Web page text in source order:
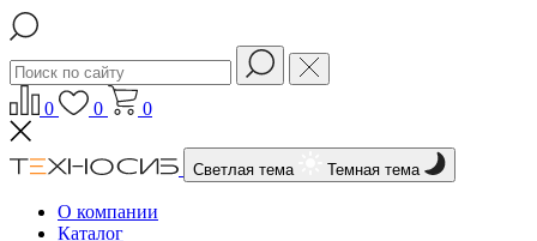
0 0 0
Светлая тема Темная тема
О компании
Каталог